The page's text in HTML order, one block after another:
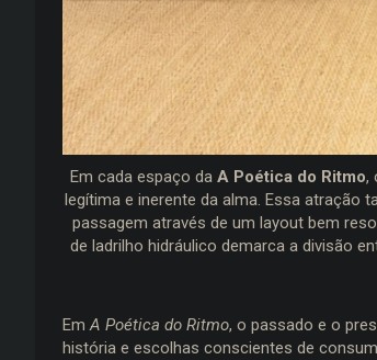
Em cada espaço daA Poética do Ritmo,
legítima e inerente da alma. Essa atração
passagem através de um layout bem
de ladrilho hidráulico demarca a divisão
EmA Poética do Ritmo, o passado e o
história e escolhas conscientes de